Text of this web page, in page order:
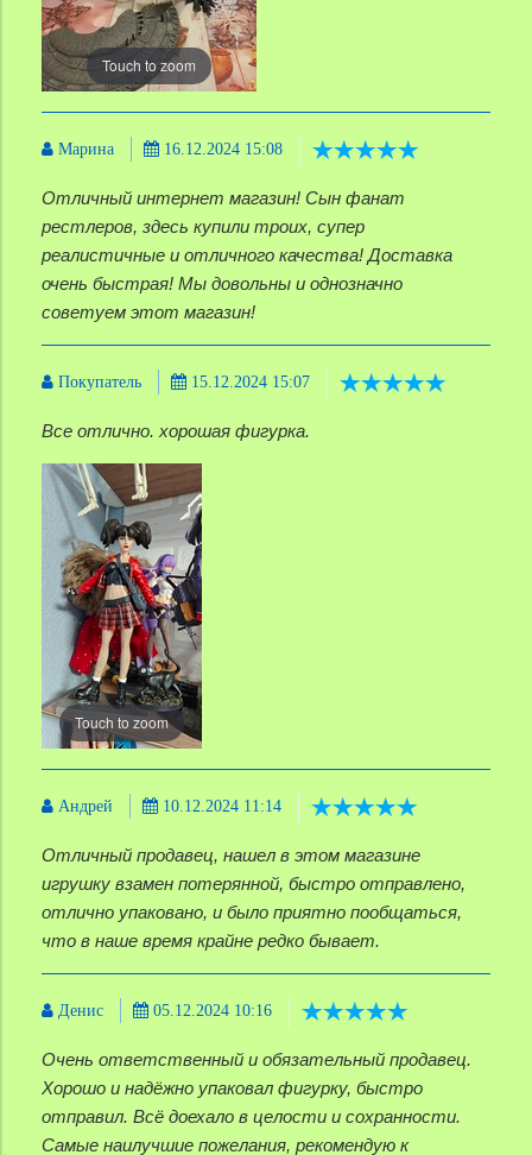
Touch to zoom
Марина 16.12.2024 15:08
Отличный интернет магазин! Сын фанат
рестлеров, здесь купили троих, супер
реалистичные и отличного качества! Доставка
очень быстрая! Мы довольны и однозначно
советуем этот магазин!
Покупатель 15.12.2024 15:07
Все отлично. хорошая фигурка.
Touch to zoom
Андрей 10.12.2024 11:14
Отличный продавец, нашел в этом магазине
игрушку взамен потерянной, быстро отправлено,
отлично упаковано, и было приятно пообщаться,
что в наше время крайне редко бывает.
Денис 05.12.2024 10:16
Очень ответственный и обязательный продавец.
Хорошо и надёжно упаковал фигурку, быстро
отправил. Всё доехало в целости и сохранности.
Самые наилучшие пожелания, рекомендую к